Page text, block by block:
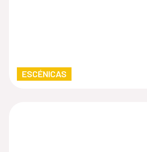
ESCÉNICAS